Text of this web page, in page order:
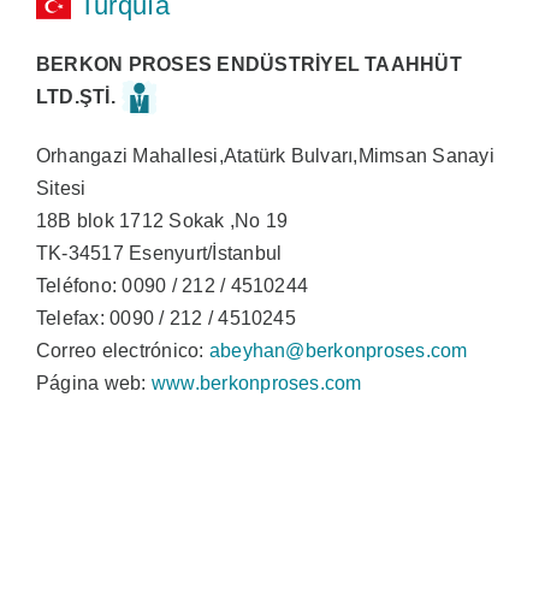
BERKON PROSES ENDÜSTRİYEL TAAHHÜT
LTD.ŞTİ.
Orhangazi Mahallesi,Atatürk Bulvarı,Mimsan Sanayi
Sitesi
18B blok 1712 Sokak ,No 19
TK-34517 Esenyurt/İstanbul
Teléfono: 0090 / 212 / 4510244
Telefax: 0090 / 212 / 4510245
Correo electrónico: abeyhan@berkonproses.com
Página web: www.berkonproses.com